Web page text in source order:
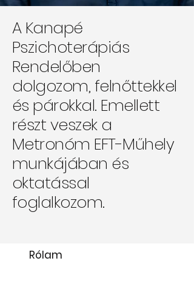
A Kanapé
Pszichoterápiás
Rendelőben
dolgozom, felnőttekkel
és párokkal. Emellett
részt veszek a
Metronóm EFT-Műhely
munkájában és
oktatással
foglalkozom.
Rólam